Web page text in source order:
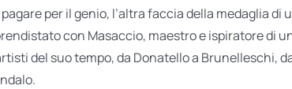
per il genio, l’altra faccia della medaglia
con Masaccio, maestro e ispiratore di
del suo tempo, da Donatello a Brunelleschi,